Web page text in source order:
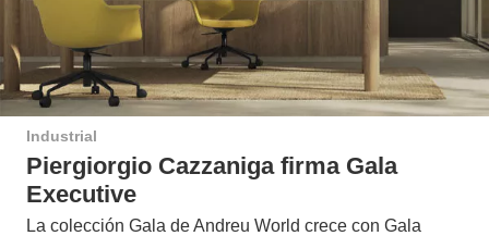
Industrial
Piergiorgio Cazzaniga firma Gala
Executive
La colección Gala de Andreu World crece con Gala